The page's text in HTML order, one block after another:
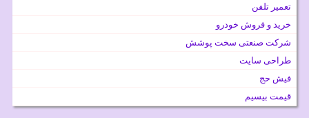
تعمیر تلفن
خرید و فروش خودرو
شرکت صنعتی سخت پوشش
طراحی سایت
فیش حج
قیمت بیسیم